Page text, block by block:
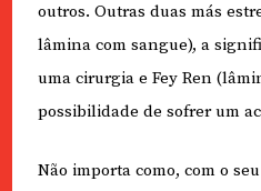
outros. Outras duas más
lâmina com sangue), a
uma cirurgia e Fey Ren
possibilidade de sofrer um
Não importa como, com o